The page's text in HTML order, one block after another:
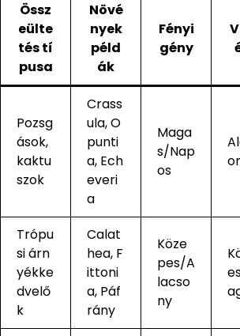
Össz
eülte
tés tí
pusa
Növé
nyek
péld
ák
Fényi
gény
Pozsg
ások,
kaktu
szok
Crass
ula, O
punti
a, Ech
everi
a
Maga
s/Nap
os
Trópu
si árn
yékke
dvelő
k
Calat
hea, F
ittoni
a, Páf
rány
Köze
pes/A
lacso
ny